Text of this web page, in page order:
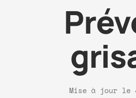
Mise à jour le